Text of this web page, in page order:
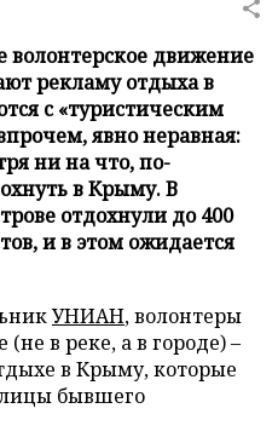
волонтерское движение
рекламу отдыха в
с «туристическим
явно неравная:
ни на что, по-
в Крыму. В
отдохнули до 400
и в этом ожидается
УНИАН, волонтеры
в реке, а в городе) –
в Крыму, которые
бывшего